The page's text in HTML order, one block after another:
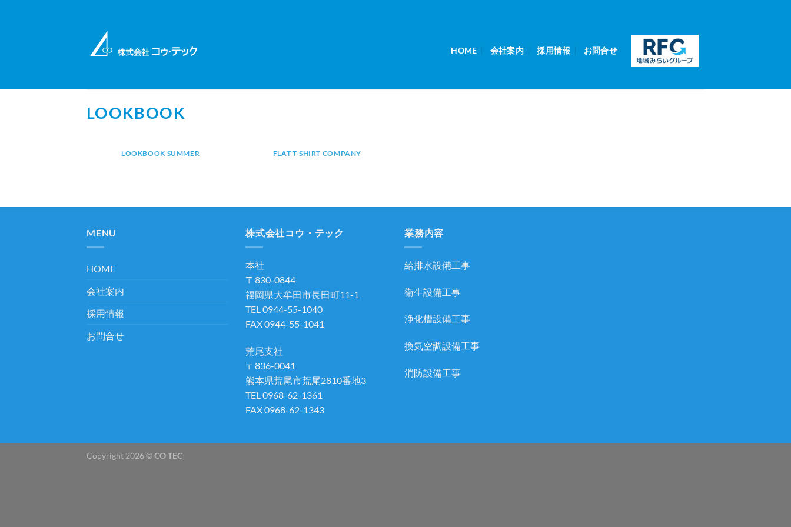
HOME 会社案内 採用情報 お問合せ
LOOKBOOK
LOOKBOOK SUMMER FLAT T-SHIRT COMPANY
MENU
HOME
会社案内
採用情報
お問合せ
株式会社コウ・テック
本社
〒830-0844
福岡県大牟田市長田町11-1
TEL 0944-55-1040
FAX 0944-55-1041
荒尾支社
〒836-0041
熊本県荒尾市荒尾2810番地3
TEL 0968-62-1361
FAX 0968-62-1343
業務内容
給排水設備工事
衛生設備工事
浄化槽設備工事
換気空調設備工事
消防設備工事
Copyright 2026 ©CO TEC